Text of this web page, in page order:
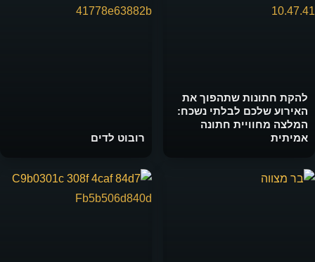
להקת חתונות שתהפוך את
האירוע שלכם לבלתי נשכח:
המלצה מחוויית חתונה
אמיתית
רובוט לדים